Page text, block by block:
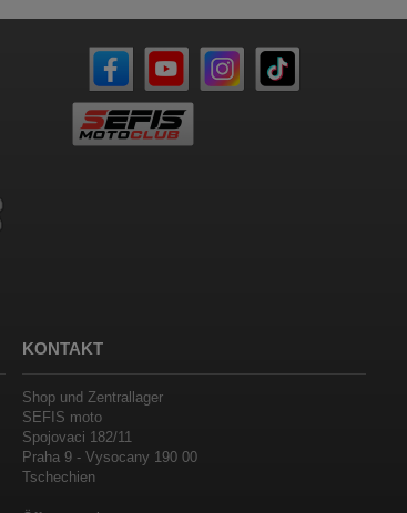
KONTAKT
Shop und Zentrallager
SEFIS moto
Spojovaci 182/11
Praha 9 - Vysocany 190 00
Tschechien